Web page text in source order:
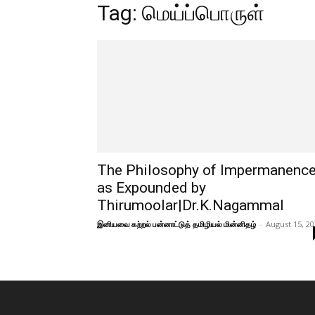
Tag: மெய்ப்பொருள்
The Philosophy of Impermanence
as Expounded by
Thirumoolar|Dr.K.Nagammal
இனியவை கற்றல் பன்னாட்டுத் தமிழியல் மின்னிதழ் - August 15,